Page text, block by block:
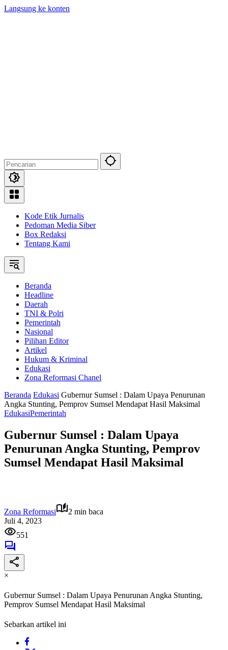
Langsung ke konten
Kode Etik Jurnalis
Pedoman Media Siber
Box Redaksi
Tentang Kami
Beranda
Headline
Daerah
TNI & Polri
Pemerintah
Nasional
Pilihan Editor
Artikel
Hukum & Kriminal
Edukasi
Zona Reformasi Chanel
Beranda Edukasi Gubernur Sumsel : Dalam Upaya Penurunan
Angka Stunting, Pemprov Sumsel Mendapat Hasil Maksimal
EdukasiPemerintah
Gubernur Sumsel : Dalam Upaya
Penurunan Angka Stunting, Pemprov
Sumsel Mendapat Hasil Maksimal
Zona Reformasi
2 min baca
Juli 4, 2023
551
×
Gubernur Sumsel : Dalam Upaya Penurunan Angka Stunting,
Pemprov Sumsel Mendapat Hasil Maksimal
Sebarkan artikel ini